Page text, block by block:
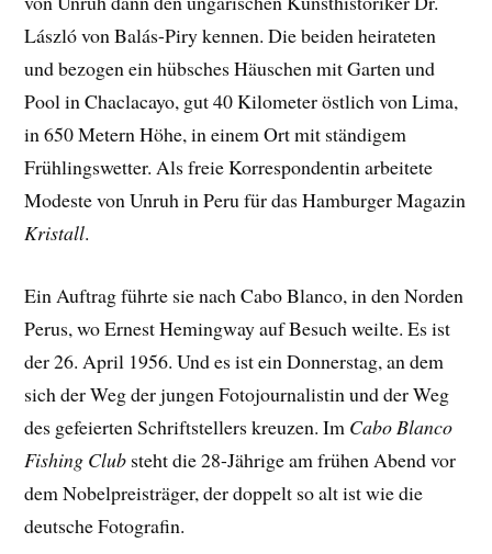
László von Balás-Piry kennen. Die beiden heirateten
und bezogen ein hübsches Häuschen mit Garten und
Pool in Chaclacayo, gut 40 Kilometer östlich von Lima,
in 650 Metern Höhe, in einem Ort mit ständigem
Frühlingswetter. Als freie Korrespondentin arbeitete
Modeste von Unruh in Peru für das Hamburger Magazin
Kristall.
Ein Auftrag führte sie nach Cabo Blanco, in den Norden
Perus, wo Ernest Hemingway auf Besuch weilte. Es ist
der 26. April 1956. Und es ist ein Donnerstag, an dem
sich der Weg der jungen Fotojournalistin und der Weg
des gefeierten Schriftstellers kreuzen. Im Cabo Blanco
Fishing Club steht die 28-Jährige am frühen Abend vor
dem Nobelpreisträger, der doppelt so alt ist wie die
deutsche Fotografin.